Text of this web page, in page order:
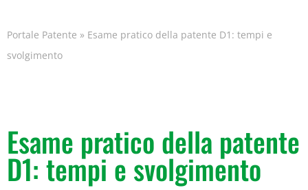
Portale Patente » Esame pratico della patente D1: tempi e
svolgimento
Esame pratico della patente
D1: tempi e svolgimento